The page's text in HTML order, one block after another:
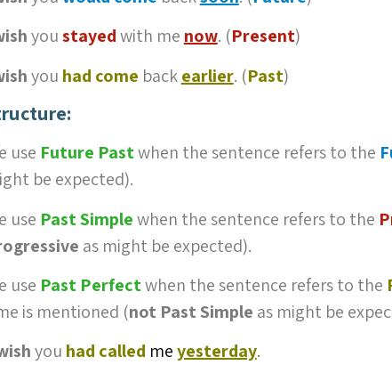
youstayedwith me now. (Present)
you had come backearlier. (Past)
use Future Pastwhen the sentence refers to the
be expected).
use Past Simplewhen the sentence refers to the
as might be expected).
use Past Perfectwhen the sentence refers to the
is mentioned (not Past Simple as might be
you had called meyesterday.